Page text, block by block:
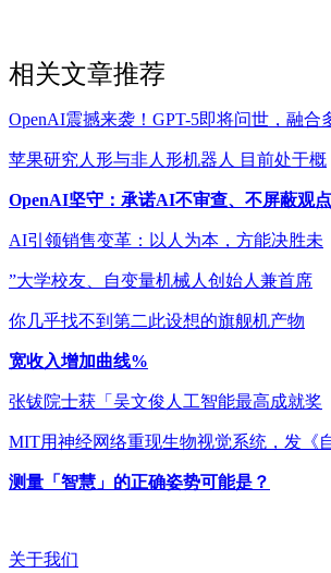
相关文章推荐
OpenAI震撼来袭！GPT-5即将问世，融合
苹果研究人形与非人形机器人 目前处于概
OpenAI坚守：承诺AI不审查、不屏蔽观点
AI引领销售变革：以人为本，方能决胜未
”大学校友、自变量机械人创始人兼首席
你几乎找不到第二此设想的旗舰机产物
宽收入增加曲线%
张钹院士获「吴文俊人工智能最高成就奖
MIT用神经网络重现生物视觉系统，发《
测量「智慧」的正确姿势可能是？
关于我们